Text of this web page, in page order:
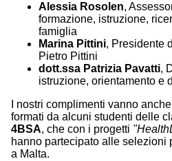
Alessia Rosolen,
formazione, istruzione,
famiglia
Marina Pittini, Presidente
Pietro Pittini
dott.ssa Patrizia Pavatti,
istruzione, orientamento e
I nostri complimenti vanno
formati da alcuni studenti delle
4BSA, che con i progetti
hanno partecipato alle selezioni
a Malta.